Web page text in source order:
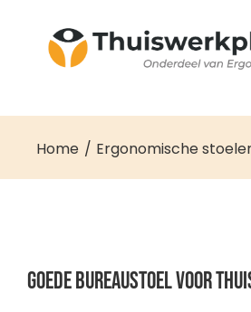
Home Ergonomische
Goede bureaustoel voor